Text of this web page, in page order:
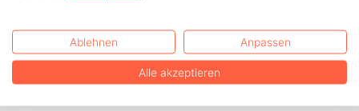
Ablehnen Anpassen
Alle akzeptieren